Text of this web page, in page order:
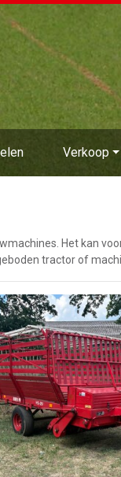
Verkoop
Het kan
tractor of